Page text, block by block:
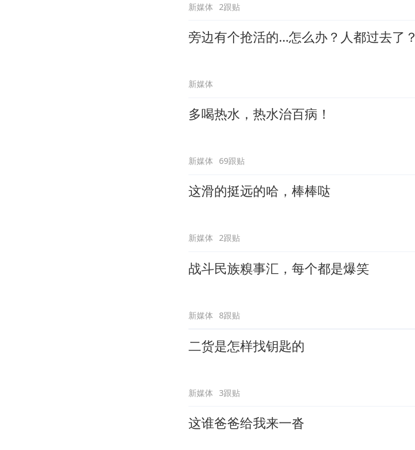
新媒体 2跟贴
旁边有个抢活的…怎么办？人都过去了？
新媒体
多喝热水，热水治百病！
新媒体 69跟贴
这滑的挺远的哈，棒棒哒
新媒体 2跟贴
战斗民族糗事汇，每个都是爆笑
新媒体 8跟贴
二货是怎样找钥匙的
新媒体 3跟贴
这谁爸爸给我来一沓